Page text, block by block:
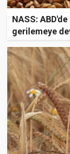
NASS:
gerilemeye